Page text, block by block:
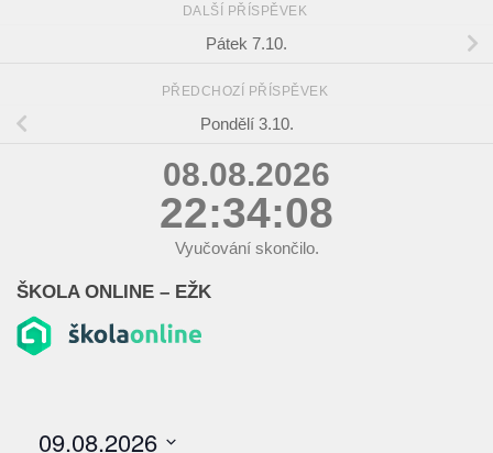
DALŠÍ PŘÍSPĚVEK
Pátek 7.10.
PŘEDCHOZÍ PŘÍSPĚVEK
Pondělí 3.10.
08.08.2026
22:34:08
Vyučování skončilo.
ŠKOLA ONLINE – EŽK